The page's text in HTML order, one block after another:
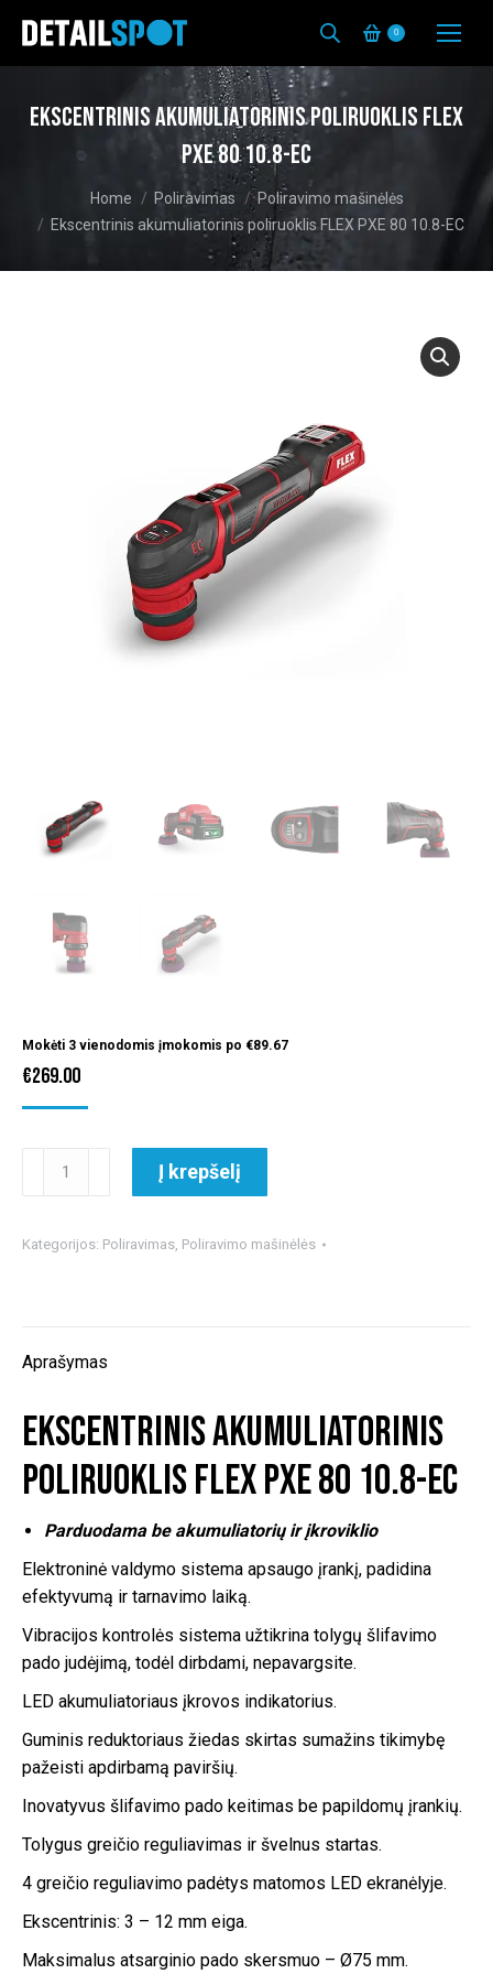
0
Ekscentrinis akumuliatorinis poliruoklis FLEX
PXE 80 10.8-EC
You are here:Home Poliravimas
Poliravimo mašinėlės
Ekscentrinis akumuliatorinis poliruoklis FLEX PXE 80 10.8-EC
Mokėti 3 vienodomis įmokomis po €89.67
€269.00
produkto
akumuliatorinis
80
Į krepšelį
Kategorijos: Poliravimas, Poliravimo mašinėlės
Aprašymas
Ekscentrinis akumuliatorinis
poliruoklis FLEX PXE 80 10.8-EC
Parduodama be akumuliatorių ir įkroviklio
Elektroninė valdymo sistema apsaugo įrankį, padidina
efektyvumą ir tarnavimo laiką.
Vibracijos kontrolės sistema užtikrina tolygų šlifavimo
pado judėjimą, todėl dirbdami, nepavargsite.
LED akumuliatoriaus įkrovos indikatorius.
Guminis reduktoriaus žiedas skirtas sumažins tikimybę
pažeisti apdirbamą paviršių.
Inovatyvus šlifavimo pado keitimas be papildomų įrankių.
Tolygus greičio reguliavimas ir švelnus startas.
4 greičio reguliavimo padėtys matomos LED ekranėlyje.
Ekscentrinis: 3 – 12 mm eiga.
Maksimalus atsarginio pado skersmuo – Ø75 mm.